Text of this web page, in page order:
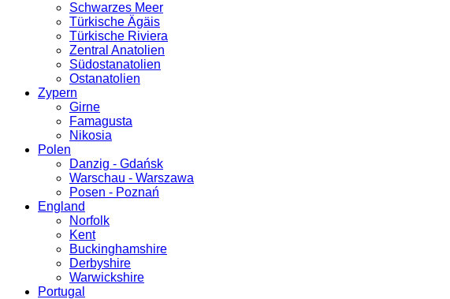
Schwarzes Meer
Türkische Ägäis
Türkische Riviera
Zentral Anatolien
Südostanatolien
Ostanatolien
Zypern
Girne
Famagusta
Nikosia
Polen
Danzig - Gdańsk
Warschau - Warszawa
Posen - Poznań
England
Norfolk
Kent
Buckinghamshire
Derbyshire
Warwickshire
Portugal